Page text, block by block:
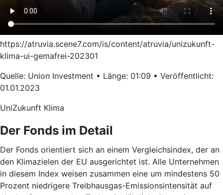
https://atruvia.scene7.com/is/content/atruvia/unizukunft-
klima-ui-gemafrei-202301
Quelle: Union Investment • Länge: 01:09 • Veröffentlicht:
01.01.2023
UniZukunft Klima
Der Fonds im Detail
Der Fonds orientiert sich an einem Vergleichsindex, der an
den Klimazielen der EU ausgerichtet ist. Alle Unternehmen
in diesem Index weisen zusammen eine um mindestens 50
Prozent niedrigere Treibhausgas-Emissionsintensität auf